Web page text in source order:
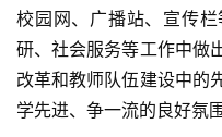
校园网、广播站、宣传
研、社会服务等工作中做
改革和教师队伍建设中的
学先进、争一流的良好氛围